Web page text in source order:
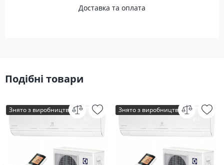
Доставка та оплата
Подібні товари
Знято з виробництва Знято з виробництва